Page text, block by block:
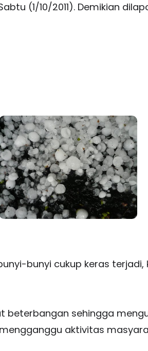
(1/10/2011). Demikian
bunyi cukup keras terjadi,
beterbangan sehingga
aktivitas